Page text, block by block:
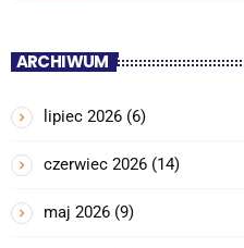
ARCHIWUM
lipiec 2026 (6)
czerwiec 2026 (14)
maj 2026 (9)